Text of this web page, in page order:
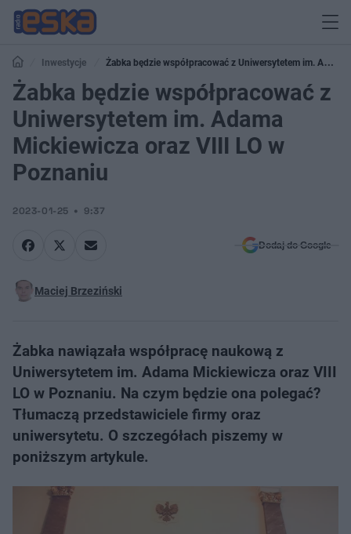
Inwestycje
Żabka będzie współpracować z Uniwersytetem im. Adama
Mickiewicza oraz VIII LO w Poznaniu
Żabka będzie współpracować z
Uniwersytetem im. Adama
Mickiewicza oraz VIII LO w
Poznaniu
2023-01-25 9:37
Dodaj do Google
Maciej Brzeziński
Żabka nawiązała współpracę naukową z
Uniwersytetem im. Adama Mickiewicza oraz VIII
LO w Poznaniu. Na czym będzie ona polegać?
Tłumaczą przedstawiciele firmy oraz
uniwersytetu. O szczegółach piszemy w
poniższym artykule.